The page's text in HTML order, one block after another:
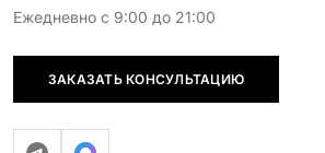
Ежедневно с 9:00 до 21:00
ЗАКАЗАТЬ КОНСУЛЬТАЦИЮ